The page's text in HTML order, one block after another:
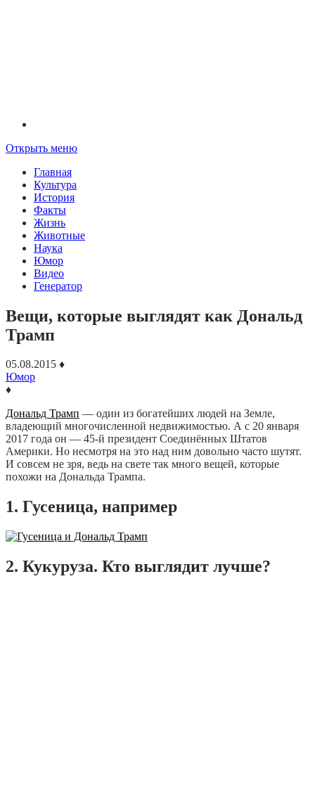
Открыть меню
Главная
Культура
История
Факты
Жизнь
Животные
Наука
Юмор
Видео
Генератор
Вещи, которые выглядят как Дональд
Трамп
05.08.2015 ♦
Юмор
♦
Дональд Трамп — один из богатейших людей на Земле,
владеющий многочисленной недвижимостью. А с 20 января
2017 года он — 45-й президент Соединённых Штатов
Америки. Но несмотря на это над ним довольно часто шутят.
И совсем не зря, ведь на свете так много вещей, которые
похожи на Дональда Трампа.
1. Гусеница, например
2. Кукуруза. Кто выглядит лучше?